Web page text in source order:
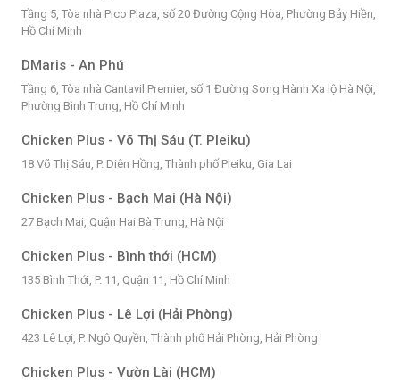
Tầng 5, Tòa nhà Pico Plaza, số 20 Đường Cộng Hòa, Phường Bảy Hiền,
Hồ Chí Minh
DMaris - An Phú
Tầng 6, Tòa nhà Cantavil Premier, số 1 Đường Song Hành Xa lộ Hà Nội,
Phường Bình Trưng, Hồ Chí Minh
Chicken Plus - Võ Thị Sáu (T. Pleiku)
18 Võ Thị Sáu, P. Diên Hồng, Thành phố Pleiku, Gia Lai
Chicken Plus - Bạch Mai (Hà Nội)
27 Bạch Mai, Quận Hai Bà Trưng, Hà Nội
Chicken Plus - Bình thới (HCM)
135 Bình Thới, P. 11, Quận 11, Hồ Chí Minh
Chicken Plus - Lê Lợi (Hải Phòng)
423 Lê Lợi, P. Ngô Quyền, Thành phố Hải Phòng, Hải Phòng
Chicken Plus - Vườn Lài (HCM)